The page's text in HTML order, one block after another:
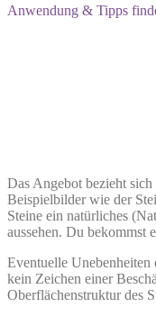
Anwendung & Tipps
Das Angebot bezieht
Beispielbilder wie der
Steine ein natürliches
aussehen. Du bekommst
Eventuelle Unebenheiten
kein Zeichen einer
Oberflächenstruktur des